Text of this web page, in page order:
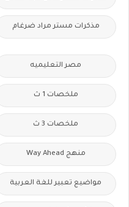
مذكرات مستر مراد ضرغام
مصر التعليميه
ملخصات 1 ث
ملخصات 3 ث
منهج Way Ahead
مواضيع تعبير للغة العربية